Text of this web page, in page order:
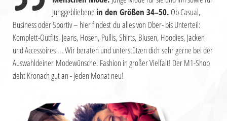
Junggebliebene in den Größen 34–50. Ob Casual,
Business oder Sportiv – hier findest du alles von Ober- bis Unterteil:
Komplett-Outfits, Jeans, Hosen, Pullis, Shirts, Blusen, Hoodies, Jacken
und Accessoires ... Wir beraten undunterstützen dich sehr gerne bei der
Auswahldeiner Modewünsche. Fashion in großer Vielfalt! Der M1-Shop
zieht Kronach gut an - jeden Monat neu!